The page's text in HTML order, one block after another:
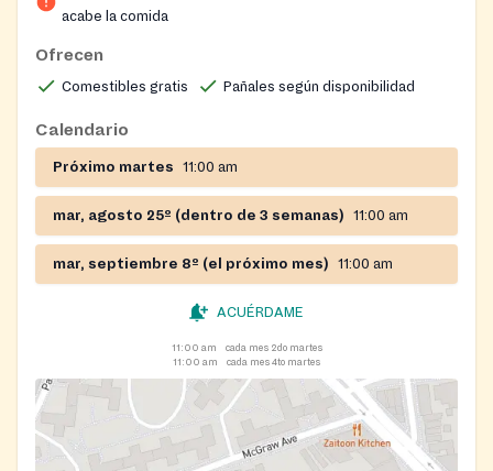
acabe la comida
Ofrecen
Comestibles gratis Pañales según disponibilidad
Calendario
Próximo martes 11:00 am
mar, agosto 25º (dentro de 3 semanas) 11:00 am
mar, septiembre 8º (el próximo mes) 11:00 am
ACUÉRDAME
11:00 am
cada mes 2do martes
11:00 am
cada mes 4to martes